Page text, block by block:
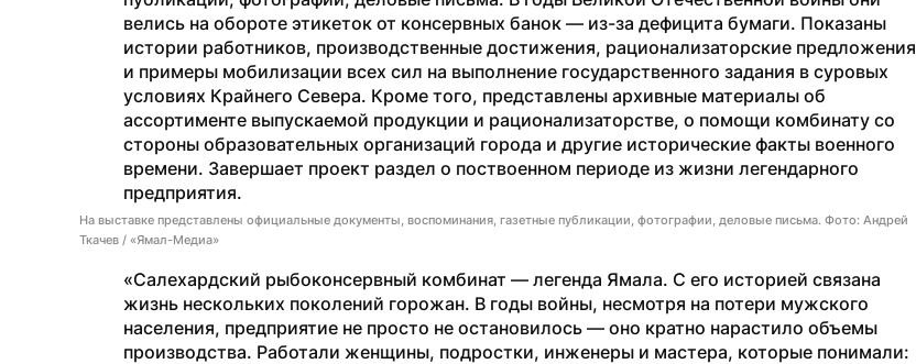
велись на обороте этикеток от консервных банок — из-за дефицита бумаги. Показаны
истории работников, производственные достижения, рационализаторские предложения
и примеры мобилизации всех сил на выполнение государственного задания в суровых
условиях Крайнего Севера. Кроме того, представлены архивные материалы об
ассортименте выпускаемой продукции и рационализаторстве, о помощи комбинату со
стороны образовательных организаций города и другие исторические факты военного
времени. Завершает проект раздел о поствоенном периоде из жизни легендарного
предприятия.
На выставке представлены официальные документы, воспоминания, газетные публикации, фотографии, деловые письма. Фото: Андрей
Ткачев / «Ямал-Медиа»
«Салехардский рыбоконсервный комбинат — легенда Ямала. С его историей связана
жизнь нескольких поколений горожан. В годы войны, несмотря на потери мужского
населения, предприятие не просто не остановилось — оно кратно нарастило объемы
производства. Работали женщины, подростки, инженеры и мастера, которые понимали: